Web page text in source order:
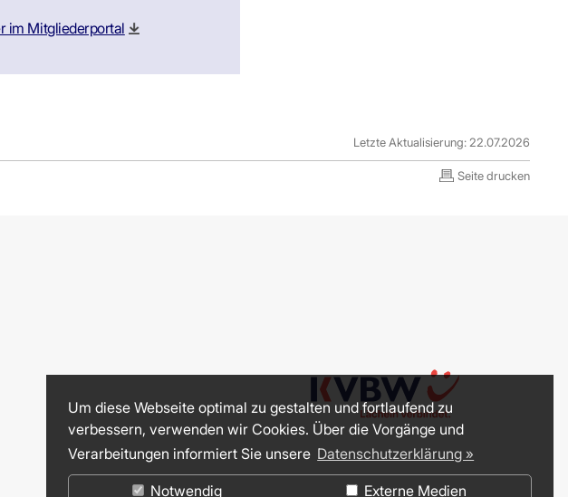
im Mitgliederportal
Letzte Aktualisierung: 22.07.2026
Seite drucken
Um diese Webseite optimal zu gestalten und fortlaufend zu
verbessern, verwenden wir Cookies. Über die Vorgänge und
Verarbeitungen informiert Sie unsere Datenschutzerklärung »
Notwendig Externe Medien